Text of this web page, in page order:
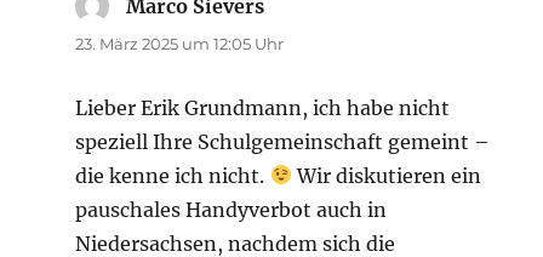
Marco Sievers
23. März 2025 um 12:05 Uhr
Lieber Erik Grundmann, ich habe nicht
speziell Ihre Schulgemeinschaft gemeint –
die kenne ich nicht.
Wir diskutieren ein
pauschales Handyverbot auch in
Niedersachsen, nachdem sich die